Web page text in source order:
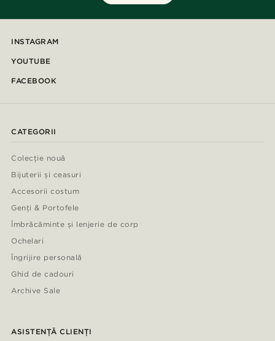
INSTAGRAM
YOUTUBE
FACEBOOK
CATEGORII
Colecție nouă
Bijuterii și ceasuri
Accesorii costum
Genți & Portofele
Îmbrăcăminte și lenjerie de corp
Ochelari
Îngrijire personală
Ghid de cadouri
Archive Sale
ASISTENȚĂ CLIENȚI